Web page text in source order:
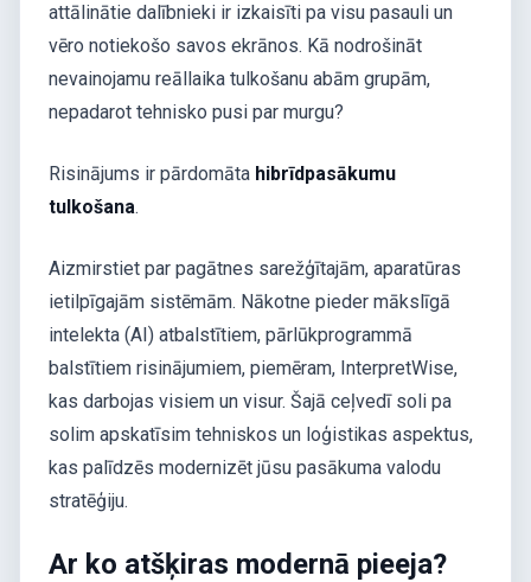
attālinātie dalībnieki ir izkaisīti pa visu pasauli un
vēro notiekošo savos ekrānos. Kā nodrošināt
nevainojamu reāllaika tulkošanu abām grupām,
nepadarot tehnisko pusi par murgu?
Risinājums ir pārdomāta hibrīdpasākumu
tulkošana.
Aizmirstiet par pagātnes sarežģītajām, aparatūras
ietilpīgajām sistēmām. Nākotne pieder mākslīgā
intelekta (AI) atbalstītiem, pārlūkprogrammā
balstītiem risinājumiem, piemēram, InterpretWise,
kas darbojas visiem un visur. Šajā ceļvedī soli pa
solim apskatīsim tehniskos un loģistikas aspektus,
kas palīdzēs modernizēt jūsu pasākuma valodu
stratēģiju.
Ar ko atšķiras modernā pieeja?